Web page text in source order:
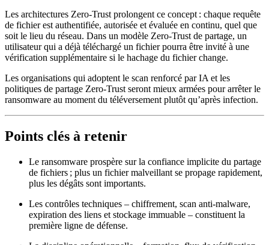
Les architectures Zero‑Trust prolongent ce concept : chaque requête
de fichier est authentifiée, autorisée et évaluée en continu, quel que
soit le lieu du réseau. Dans un modèle Zero‑Trust de partage, un
utilisateur qui a déjà téléchargé un fichier pourra être invité à une
vérification supplémentaire si le hachage du fichier change.
Les organisations qui adoptent le scan renforcé par IA et les
politiques de partage Zero‑Trust seront mieux armées pour arrêter le
ransomware au moment du téléversement plutôt qu’après infection.
Points clés à retenir
Le ransomware prospère sur la confiance implicite du partage
de fichiers ; plus un fichier malveillant se propage rapidement,
plus les dégâts sont importants.
Les contrôles techniques – chiffrement, scan anti‑malware,
expiration des liens et stockage immuable – constituent la
première ligne de défense.